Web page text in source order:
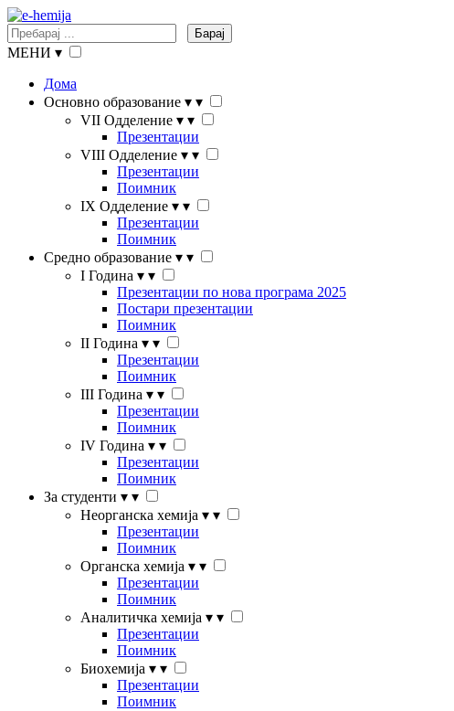
Барај
МЕНИ ▾
Дома
Основно образование ▾ ▾
VII Одделение ▾ ▾
Презентации
VIII Одделение ▾ ▾
Презентации
Поимник
IX Одделение ▾ ▾
Презентации
Поимник
Средно образование ▾ ▾
I Година ▾ ▾
Презентации по нова програма 2025
Постари презентации
Поимник
II Година ▾ ▾
Презентации
Поимник
III Година ▾ ▾
Презентации
Поимник
IV Година ▾ ▾
Презентации
Поимник
За студенти ▾ ▾
Неорганска хемија ▾ ▾
Презентации
Поимник
Органска хемија ▾ ▾
Презентации
Поимник
Аналитичка хемија ▾ ▾
Презентации
Поимник
Биохемија ▾ ▾
Презентации
Поимник